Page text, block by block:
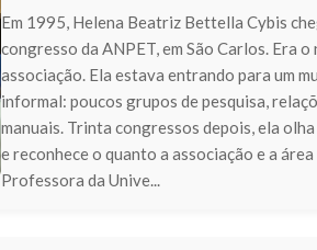
Em 1995, Helena Beatriz Bettella Cybis
congresso da ANPET, em São Carlos. Era
associação. Ela estava entrando para um
informal: poucos grupos de pesquisa,
manuais. Trinta congressos depois, ela
e reconhece o quanto a associação e a
Professora da Unive...